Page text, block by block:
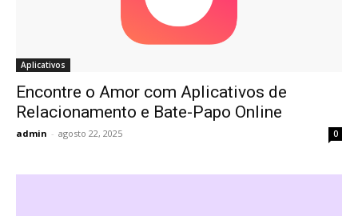
Aplicativos
Encontre o Amor com Aplicativos de
Relacionamento e Bate-Papo Online
admin - agosto 22, 2025 0